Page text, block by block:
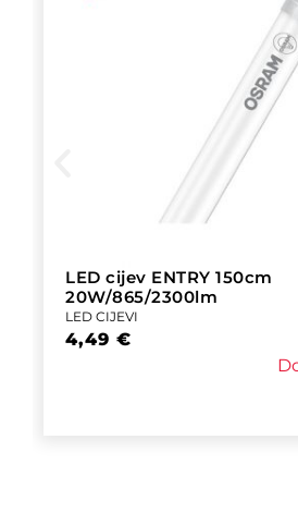
LED cijev ENTRY 150cm
20W/865/2300lm
LED CIJEVI
4,49 €